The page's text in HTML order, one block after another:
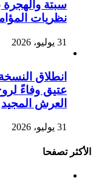
سبتة والهجرة
نظريات
31 يوليو، 2026
انطلاق
عتيق وفاءً
العرش المجيد
31 يوليو، 2026
الأكثر تصفحا